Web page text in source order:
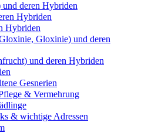
deren Hybriden
Hybriden
Hybriden
Gloxinie) und deren
und deren Hybriden
Gesnerien
& Vermehrung
& wichtige Adressen